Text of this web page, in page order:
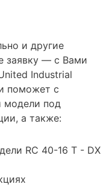
и другие
заявку — с Вами
Industrial
поможет с
модели под
а также:
RC 40-16 T - DX